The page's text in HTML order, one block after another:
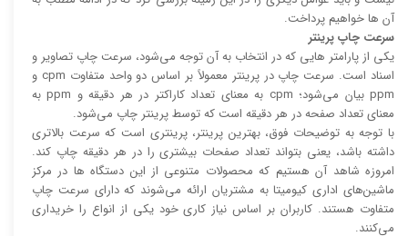
آن ها خواهیم پرداخت.
سرعت چاپ پرینتر
یکی از پارامتر هایی که در انتخاب به آن توجه می‌شود، سرعت چاپ تصاویر و
اسناد است. سرعت چاپ در پرینتر معمولاً بر اساس دو واحد متفاوت cpm و
ppm بیان می‌شود؛ cpm به معنای تعداد کاراکتر در هر دقیقه و ppm به
معنای تعداد صفحه در هر دقیقه است که توسط پرینتر چاپ می‌شود.
با توجه به توضیحات فوق، بهترین پرینتر، پرینتری است که سرعت بالا‌‌تری
داشته باشد، یعنی بتواند تعداد صفحات بیشتری را در هر دقیقه چاپ کند.
امروزه شاهد آن هستیم که محصولات متنوعی از این دستگاه ها در مرکز
ماشین‌های اداری کیومیتا به مشتریان ارائه می‌شوند که دارای سرعت چاپ
متفاوت هستند. کاربران بر اساس نیاز کاری خود یکی از انواع را خریداری
می‌کنند.